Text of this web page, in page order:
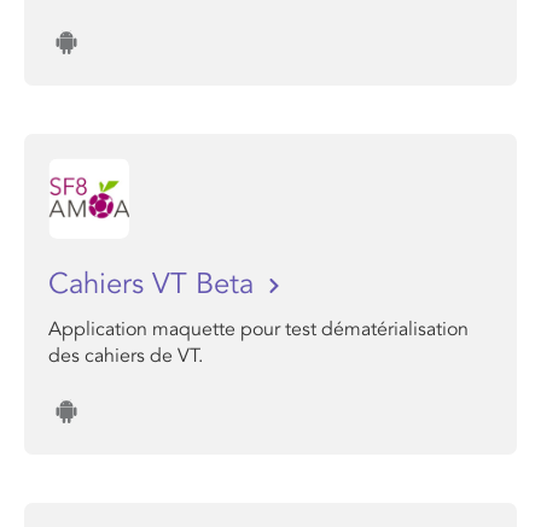
Cahiers VT Beta
Application maquette pour test dématérialisation
des cahiers de VT.